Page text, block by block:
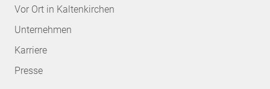
Vor Ort in Kaltenkirchen
Unternehmen
Karriere
Presse